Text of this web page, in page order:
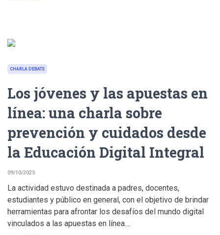
CHARLA DEBATE
Los jóvenes y las apuestas en
línea: una charla sobre
prevención y cuidados desde
la Educación Digital Integral
09/10/2025
La actividad estuvo destinada a padres, docentes,
estudiantes y público en general, con el objetivo de brindar
herramientas para afrontar los desafíos del mundo digital
vinculados a las apuestas en línea....